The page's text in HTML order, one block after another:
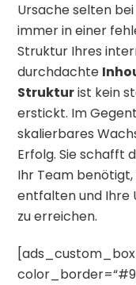
Ursache selten
immer in einer
Struktur Ihres
durchdachte
Strukturist kein
erstickt. Im
skalierbares
Erfolg. Sie schafft
Ihr Team benötigt,
entfalten und Ihre
zu erreichen.
[ads_custom_box